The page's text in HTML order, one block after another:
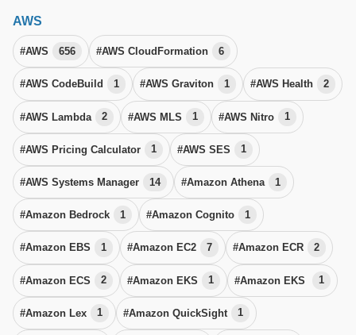
AWS
#AWS 656 #AWS CloudFormation 6
#AWS CodeBuild 1 #AWS Graviton 1 #AWS Health 2
#AWS Lambda 2 #AWS MLS 1 #AWS Nitro 1
#AWS Pricing Calculator 1 #AWS SES 1
#AWS Systems Manager 14 #Amazon Athena 1
#Amazon Bedrock 1 #Amazon Cognito 1
#Amazon EBS 1 #Amazon EC2 7 #Amazon ECR 2
#Amazon ECS 2 #Amazon EKS 1 #Amazon EKS 1
#Amazon Lex 1 #Amazon QuickSight 1